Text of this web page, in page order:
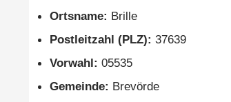
Ortsname: Brille
Postleitzahl (PLZ): 37639
Vorwahl: 05535
Gemeinde: Brevörde